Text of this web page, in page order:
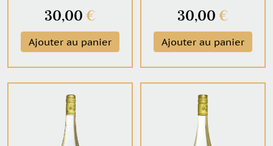
30,00 €
Ajouter au panier
30,00 €
Ajouter au panier